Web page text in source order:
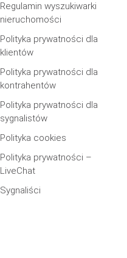
Regulamin wyszukiwarki
nieruchomości
Polityka prywatności dla
klientów
Polityka prywatności dla
kontrahentów
Polityka prywatności dla
sygnalistów
Polityka cookies
Polityka prywatności –
LiveChat
Sygnaliści